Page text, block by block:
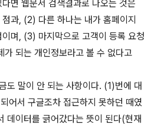
면 웹문서 검색결과로 나오는 것은
과, (2) 다른 하나는 내가 홈페이지
며, (3) 마지막으로 고객이 등록 요청
가 되는 개인정보라고 볼 수 없다고
도 말이 안 되는 사항이다. (1)번에 대
서 구글조차 접근하지 못하던 때였
데이터를 긁어갔다는 뜻이 된다(현재